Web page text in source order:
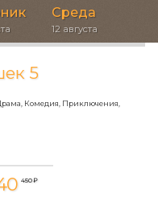
Среда
12 августа
5
Комедия, Приключения,
450 ₽